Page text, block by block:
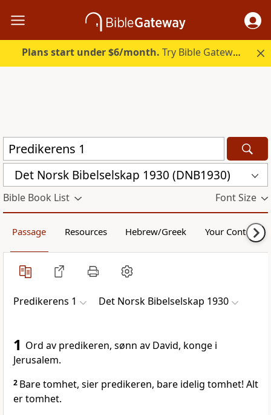
Plans start under $6/month. Try Bible Gateway Plus.
Det Norsk Bibelselskap 1930 (DNB1930)
Bible Book List Font Size
Passage Resources Hebrew/Greek Your Content
Predikerens 1 Det Norsk Bibelselskap 1930
1 Ord av predikeren, sønn av David, konge i
Jerusalem.
2 Bare tomhet, sier predikeren, bare idelig tomhet! Alt
er tomhet.